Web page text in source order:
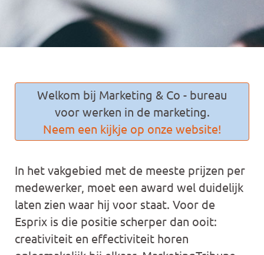
Welkom bij Marketing & Co - bureau
voor werken in de marketing.
Neem een kijkje op onze website!
In het vakgebied met de meeste prijzen per
medewerker, moet een award wel duidelijk
laten zien waar hij voor staat. Voor de
Esprix is die positie scherper dan ooit:
creativiteit en effectiviteit horen